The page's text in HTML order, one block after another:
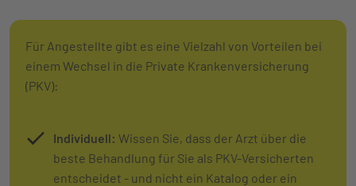
Für Angestellte gibt es eine Vielzahl von Vorteilen bei
einem Wechsel in die Private Krankenversicherung
(PKV):
Individuell: Wissen Sie, dass der Arzt über die
beste Behandlung für Sie als PKV-Versicherten
entscheidet - und nicht ein Katalog oder ein